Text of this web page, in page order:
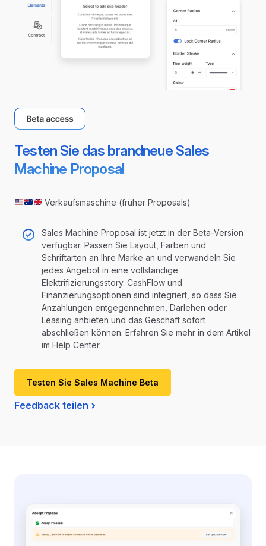
Testen Sie das brandneue Sales
Machine Proposal
Verkaufsmaschine (früher Proposals)
Sales Machine Proposal ist jetzt in der Beta-Version
verfügbar. Passen Sie Layout, Farben und
Schriftarten an Ihre Marke an und verwandeln Sie
jedes Angebot in eine vollständige
Elektrifizierungsstory. CashFlow und
Finanzierungsoptionen sind integriert, so dass Sie
Anzahlungen entgegennehmen, Darlehen oder
Leasing anbieten und das Geschäft sofort
abschließen können. Erfahren Sie mehr in dem Artikel
im Help Center.
Testen Sie Sales Machine Beta
Feedback teilen